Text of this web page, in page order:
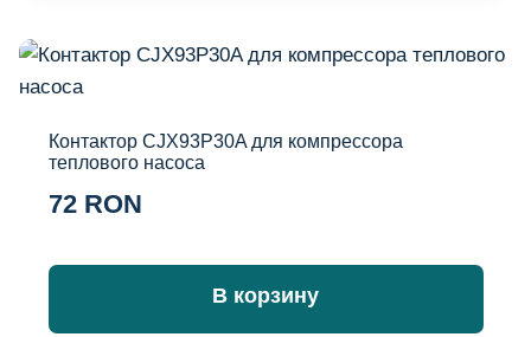
Контактор CJX93P30A для компрессора
теплового насоса
72 RON
В корзину